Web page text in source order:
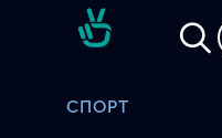
СПОРТ